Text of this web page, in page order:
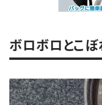
ボロボロとこ